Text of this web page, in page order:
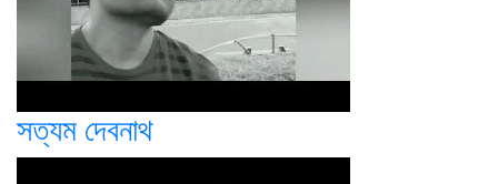
সত্যম দেবনাথ